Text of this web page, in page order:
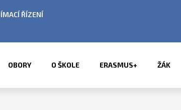
PRÁZDNIN PŘÍMĚSTSKÉ
OBORY O ŠKOLE ERASMUS+ ŽÁK